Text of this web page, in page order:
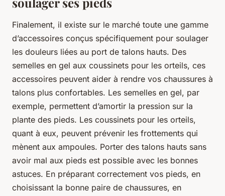
Finalement, il existe sur le marché toute une gamme
d’accessoires conçus spécifiquement pour soulager
les douleurs liées au port de talons hauts. Des
semelles en gel aux coussinets pour les orteils, ces
accessoires peuvent aider à rendre vos chaussures à
talons plus confortables. Les semelles en gel, par
exemple, permettent d’amortir la pression sur la
plante des pieds. Les coussinets pour les orteils,
quant à eux, peuvent prévenir les frottements qui
mènent aux ampoules. Porter des talons hauts sans
avoir mal aux pieds est possible avec les bonnes
astuces. En préparant correctement vos pieds, en
choisissant la bonne paire de chaussures, en